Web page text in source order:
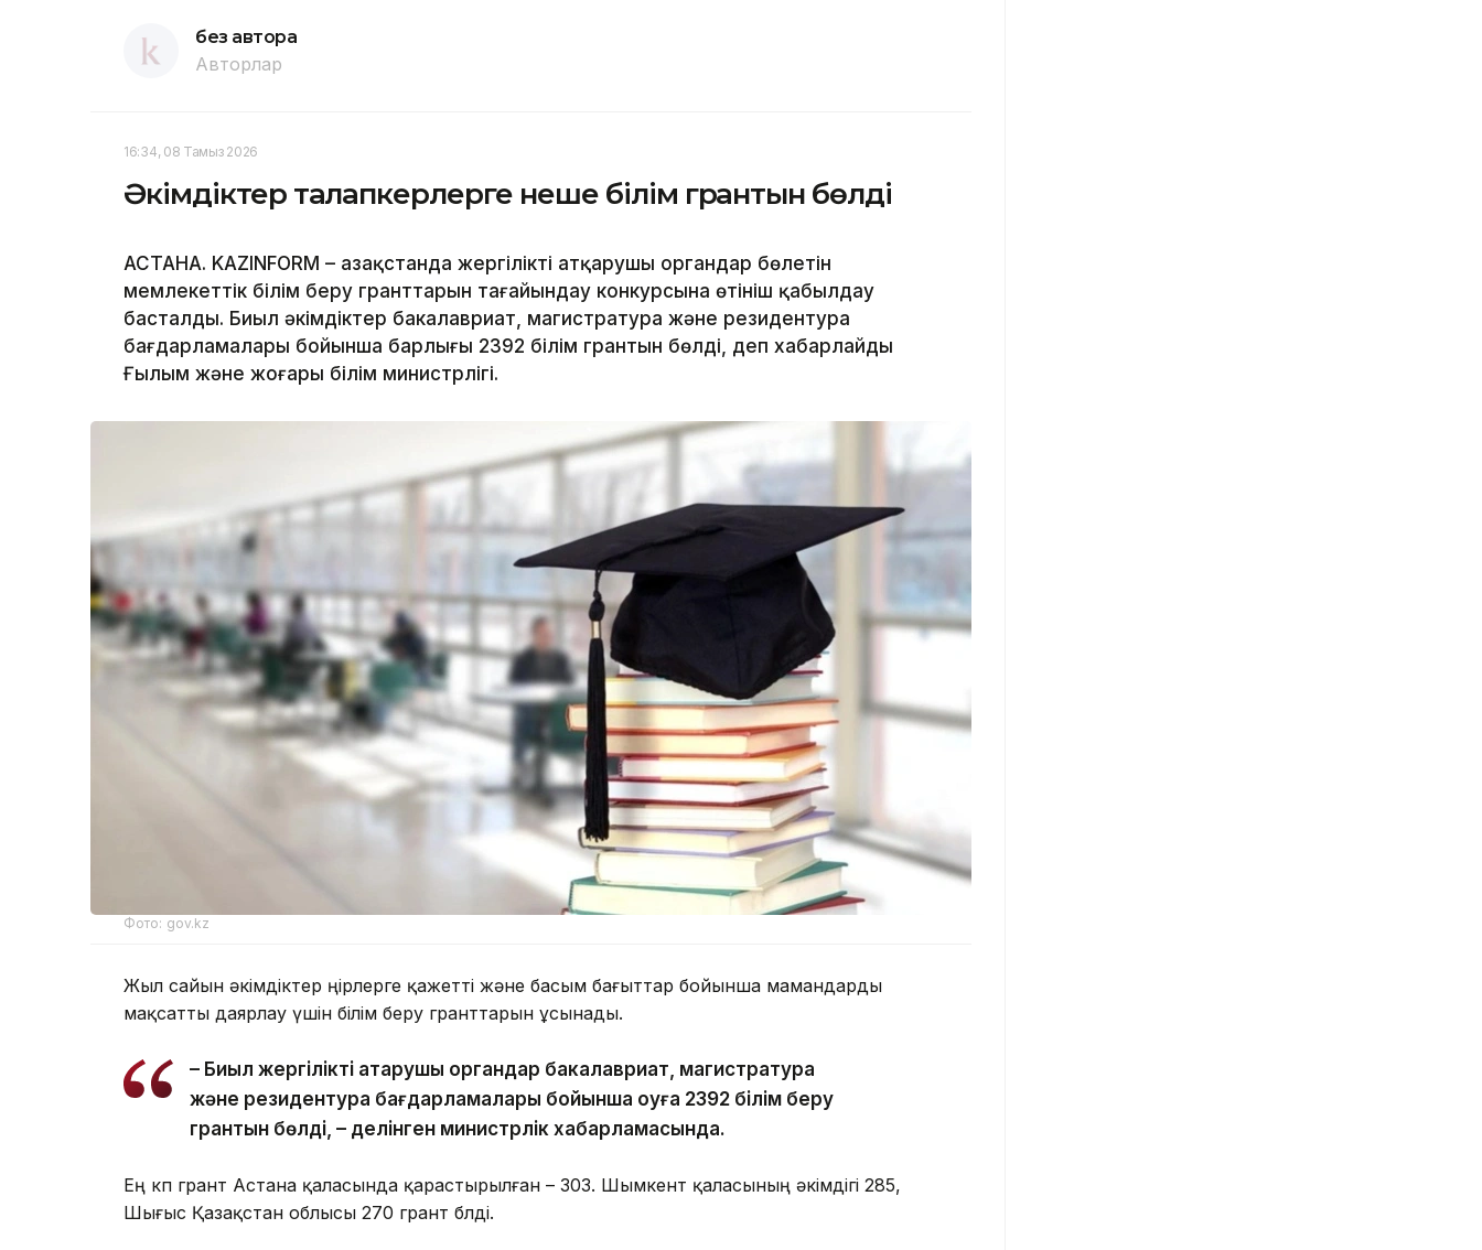
без автора
Авторлар
16:34, 08 Тамыз 2026
Әкімдіктер талапкерлерге неше білім грантын бөлді
АСТАНА. KAZINFORM – Қазақстанда жергілікті атқарушы органдар бөлетін
мемлекеттік білім беру гранттарын тағайындау конкурсына өтініш қабылдау
басталды. Биыл әкімдіктер бакалавриат, магистратура және резидентура
бағдарламалары бойынша барлығы 2392 білім грантын бөлді, деп хабарлайды
Ғылым және жоғары білім министрлігі.
Фото: gov.kz
Жыл сайын әкімдіктер өңірлерге қажетті және басым бағыттар бойынша мамандарды
мақсатты даярлау үшін білім беру гранттарын ұсынады.
– Биыл жергілікті атқарушы органдар бакалавриат, магистратура
және резидентура бағдарламалары бойынша оқуға 2392 білім беру
грантын бөлді, – делінген министрлік хабарламасында.
Ең көп грант Астана қаласында қарастырылған – 303. Шымкент қаласының әкімдігі 285,
Шығыс Қазақстан облысы 270 грант бөлді.